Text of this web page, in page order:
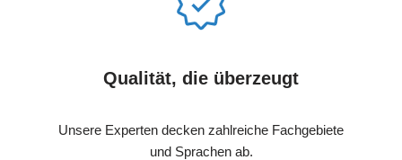
Qualität, die überzeugt
Unsere Experten decken zahlreiche Fachgebiete
und Sprachen ab.